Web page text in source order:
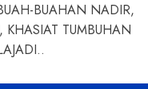
BUAHAN NADIR,
TUMBUHAN